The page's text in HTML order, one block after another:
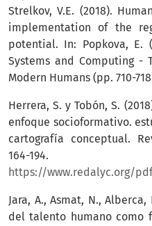
Strelkov, V.E. (2018).
implementation of the
potential. In: Popkova, E.
Systems and Computing -
Modern Humans (pp. 710-
Herrera, S. y Tobón, S.
enfoque socioformativo.
cartografía conceptual.
164-194.
https://www.redalyc.org/
Jara, A., Asmat, N.,
del talento humano como